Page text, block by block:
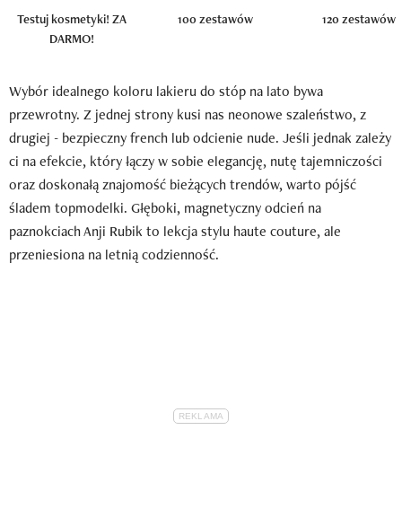
Testuj kosmetyki! ZA
DARMO!
100 zestawów 120 zestawów
Wybór idealnego koloru lakieru do stóp na lato bywa
przewrotny. Z jednej strony kusi nas neonowe szaleństwo, z
drugiej - bezpieczny french lub odcienie nude. Jeśli jednak zależy
ci na efekcie, który łączy w sobie elegancję, nutę tajemniczości
oraz doskonałą znajomość bieżących trendów, warto pójść
śladem topmodelki. Głęboki, magnetyczny odcień na
paznokciach Anji Rubik to lekcja stylu haute couture, ale
przeniesiona na letnią codzienność.